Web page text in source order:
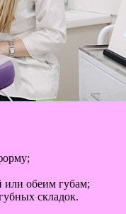
или обеим губам;
складок.